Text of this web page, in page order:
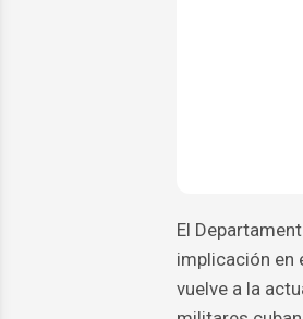
El
implicación en
vuelve a la